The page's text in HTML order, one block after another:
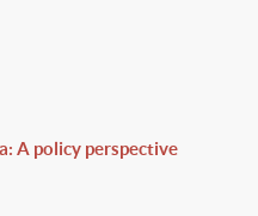
A policy perspective